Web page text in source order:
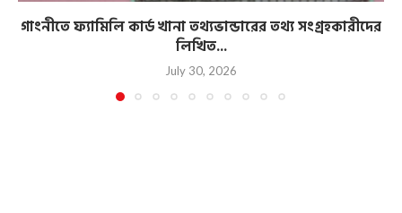
গাংনীতে ফ্যামিলি কার্ড খানা তথ্যভান্ডারের তথ্য সংগ্রহকারীদের
লিখিত...
July 30, 2026